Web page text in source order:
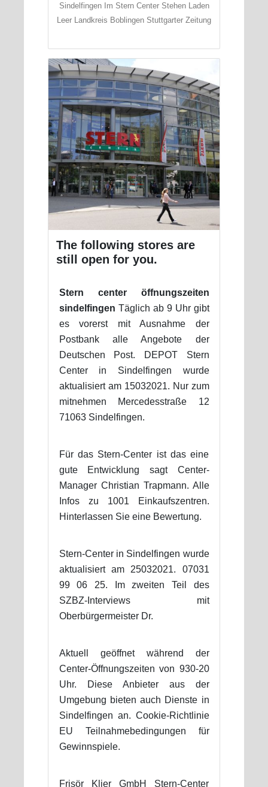
Sindelfingen Im Stern Center Stehen Laden
Leer Landkreis Boblingen Stuttgarter Zeitung
The following stores are
still open for you.
Stern center öffnungszeiten
sindelfingen Täglich ab 9 Uhr gibt
es vorerst mit Ausnahme der
Postbank alle Angebote der
Deutschen Post. DEPOT Stern
Center in Sindelfingen wurde
aktualisiert am 15032021. Nur zum
mitnehmen Mercedesstraße 12
71063 Sindelfingen.
Für das Stern-Center ist das eine
gute Entwicklung sagt Center-
Manager Christian Trapmann. Alle
Infos zu 1001 Einkaufszentren.
Hinterlassen Sie eine Bewertung.
Stern-Center in Sindelfingen wurde
aktualisiert am 25032021. 07031
99 06 25. Im zweiten Teil des
SZBZ-Interviews mit
Oberbürgermeister Dr.
Aktuell geöffnet während der
Center-Öffnungszeiten von 930-20
Uhr. Diese Anbieter aus der
Umgebung bieten auch Dienste in
Sindelfingen an. Cookie-Richtlinie
EU Teilnahmebedingungen für
Gewinnspiele.
Frisör Klier GmbH Stern-Center